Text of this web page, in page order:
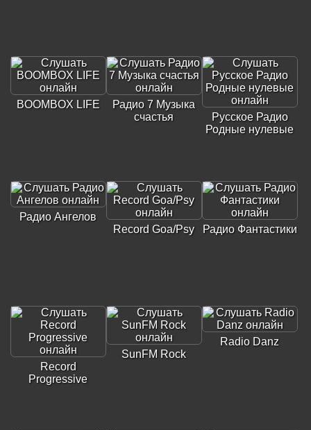
BOOMBOX LIFE
Радио 7 Музыка
счастья
Русское Радио
Родные нулевые
Радио Ангелов
Record Goa/Psy
Радио Фантастики
Record
Progressive
SunFM Rock
Radio Danz